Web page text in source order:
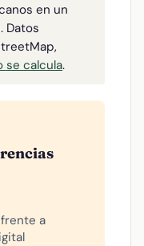
en un
Datos
se calcula.
a